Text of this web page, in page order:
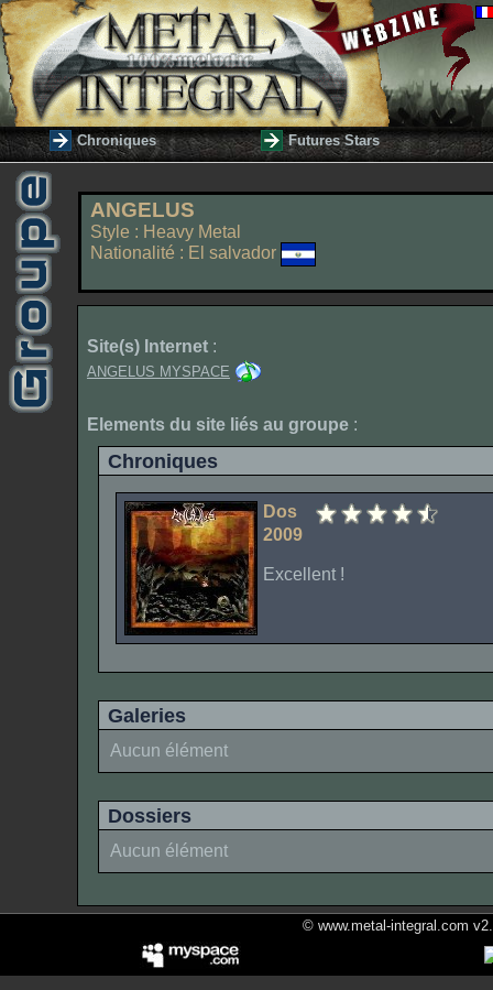
Chroniques Futures Stars
ANGELUS
Style : Heavy Metal
Nationalité : El salvador
Site(s) Internet :
ANGELUS MYSPACE
Elements du site liés au groupe :
Chroniques
Dos
2009
Excellent !
Galeries
Aucun élément
Dossiers
Aucun élément
© www.metal-integral.com